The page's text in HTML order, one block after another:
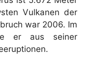
Vulkanen der
war 2006. Im
er aus seiner